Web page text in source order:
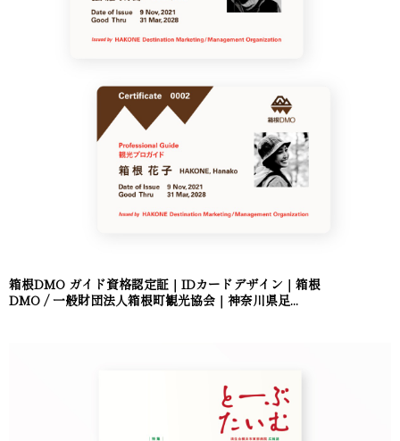
箱根DMO ガイド資格認定証｜IDカードデザイン｜箱根
DMO / 一般財団法人箱根町観光協会｜神奈川県足...